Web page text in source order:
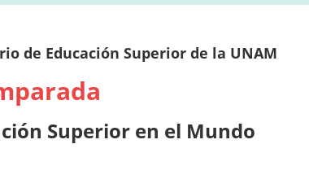
de Educación Superior de la UNAM
Superior en el Mundo